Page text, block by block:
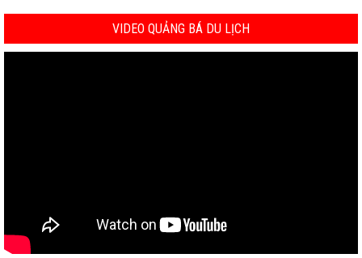
VIDEO QUẢNG BÁ DU LỊCH